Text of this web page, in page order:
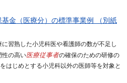
金（医療分）の標準事業例 （別紙
習熟した小児科医や看護師の数が不足し
性の高い医療従事者の確保のための研修の
はじめとする小児科以外の医師等を対象と